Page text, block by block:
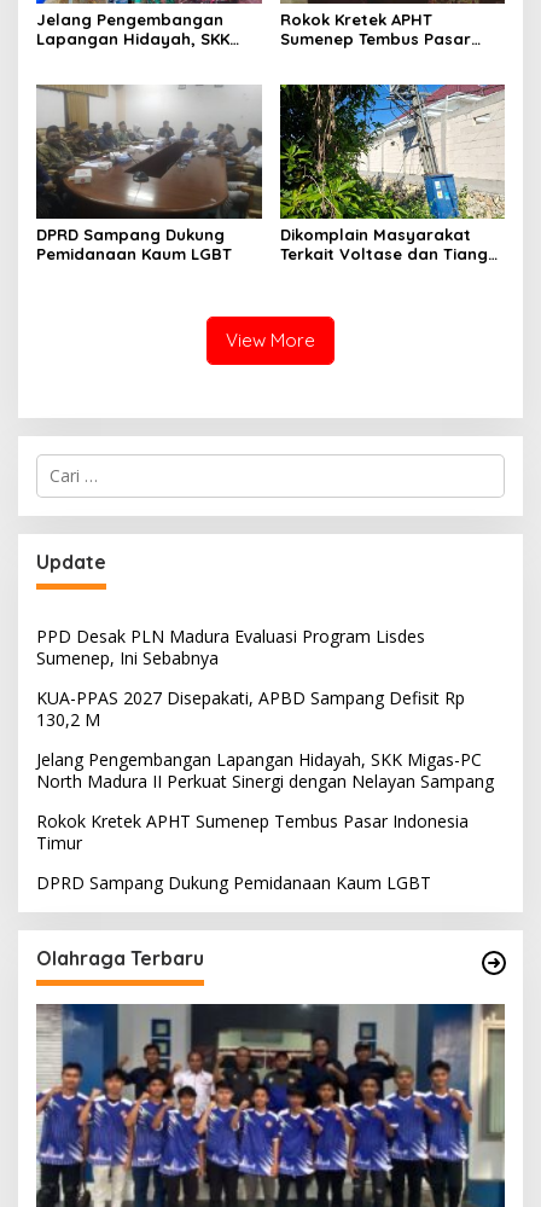
Jelang Pengembangan
Lapangan Hidayah, SKK
Nelayan Sampang
Rokok Kretek APHT
Sumenep Tembus Pasar
DPRD Sampang Dukung
Pemidanaan Kaum LGBT
Dikomplain Masyarakat
Terkait Voltase dan Tiang
View More
Cari
untuk:
Update
PPD Desak PLN Madura Evaluasi Program Lisdes
Sumenep, Ini Sebabnya
KUA-PPAS 2027 Disepakati, APBD Sampang Defisit Rp
130,2 M
Jelang Pengembangan Lapangan Hidayah, SKK Migas-PC
North Madura II Perkuat Sinergi dengan Nelayan Sampang
Rokok Kretek APHT Sumenep Tembus Pasar Indonesia
Timur
DPRD Sampang Dukung Pemidanaan Kaum LGBT
Olahraga Terbaru